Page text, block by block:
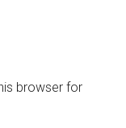
browser for